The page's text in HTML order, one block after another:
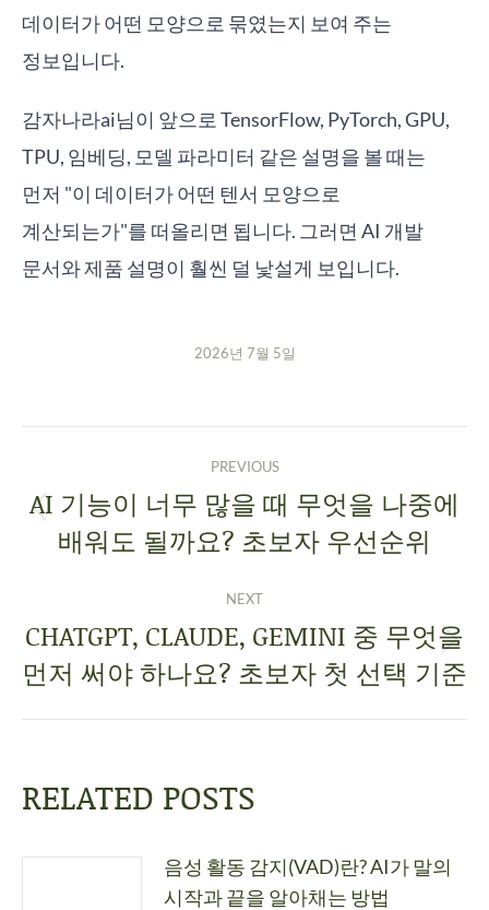
데이터가 어떤 모양으로 묶였는지 보여 주는
정보입니다.
감자나라ai님이 앞으로 TensorFlow, PyTorch, GPU,
TPU, 임베딩, 모델 파라미터 같은 설명을 볼 때는
먼저 "이 데이터가 어떤 텐서 모양으로
계산되는가"를 떠올리면 됩니다. 그러면 AI 개발
문서와 제품 설명이 훨씬 덜 낯설게 보입니다.
2026년 7월 5일
PREVIOUS
AI 기능이 너무 많을 때 무엇을 나중에
배워도 될까요? 초보자 우선순위
NEXT
CHATGPT, CLAUDE, GEMINI 중 무엇을
먼저 써야 하나요? 초보자 첫 선택 기준
RELATED POSTS
음성 활동 감지(VAD)란? AI가 말의
시작과 끝을 알아채는 방법